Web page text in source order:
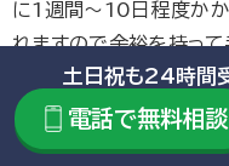
に1週間〜10日程度か
れますので余裕を持って
Q.司法書士に相続税
る？
土日祝も24時間
電話で無料相談